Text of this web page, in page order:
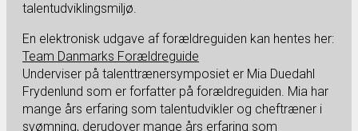
talentudviklingsmiljø.
En elektronisk udgave af forældreguiden kan hentes her:
Team Danmarks Forældreguide
Underviser på talenttrænersymposiet er Mia Duedahl
Frydenlund som er forfatter på forældreguiden. Mia har
mange års erfaring som talentudvikler og cheftræner i
svømning, derudover mange års erfaring som